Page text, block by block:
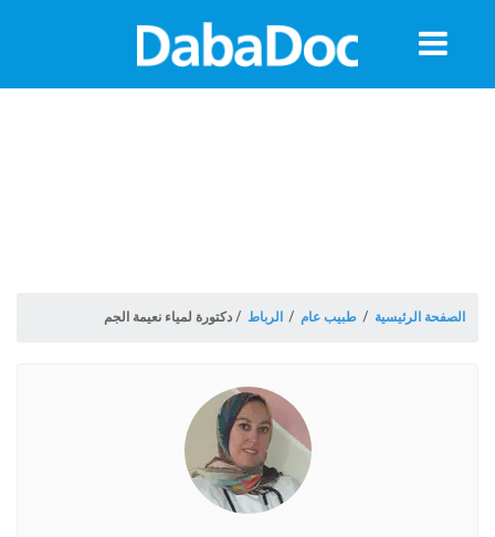
الصفحة الرئيسية / طبيب عام / الرباط / دكتورة لمياء نعيمة الجم
معلومات